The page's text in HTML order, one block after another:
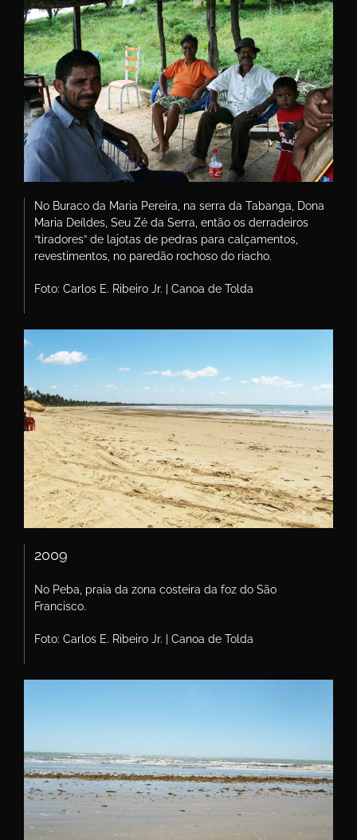
No Buraco da Maria Pereira, na serra da Tabanga, Dona
Maria Deíldes, Seu Zé da Serra, então os derradeiros
“tiradores” de lajotas de pedras para calçamentos,
revestimentos, no paredão rochoso do riacho.
Foto: Carlos E. Ribeiro Jr. | Canoa de Tolda
2009
No Peba, praia da zona costeira da foz do São
Francisco.
Foto: Carlos E. Ribeiro Jr. | Canoa de Tolda